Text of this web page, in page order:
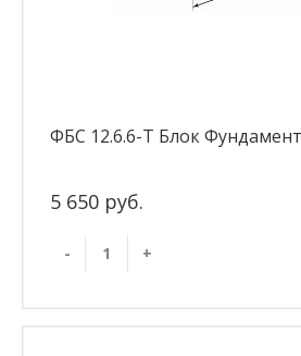
ФБС 12.6.6-Т Блок
5 650 руб.
- +